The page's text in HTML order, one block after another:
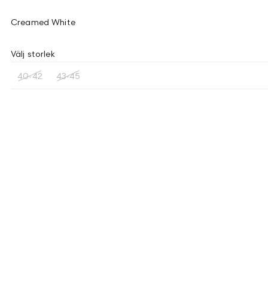
Creamed White
Välj storlek
40-42 43-45